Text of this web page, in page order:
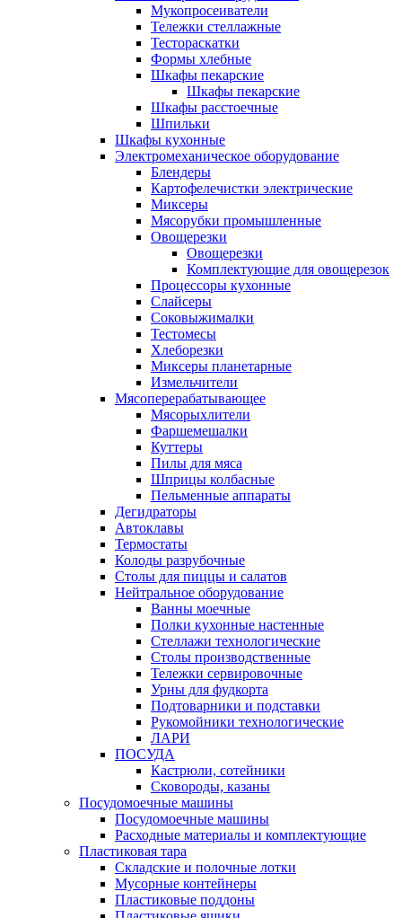
Мукопросеиватели
Тележки стеллажные
Тестораскатки
Формы хлебные
Шкафы пекарские
Шкафы пекарские
Шкафы расстоечные
Шпильки
Шкафы кухонные
Электромеханическое оборудование
Блендеры
Картофелечистки электрические
Миксеры
Мясорубки промышленные
Овощерезки
Овощерезки
Комплектующие для овощерезок
Процессоры кухонные
Слайсеры
Соковыжималки
Тестомесы
Хлеборезки
Миксеры планетарные
Измельчители
Мясоперерабатывающее
Мясорыхлители
Фаршемешалки
Куттеры
Пилы для мяса
Шприцы колбасные
Пельменные аппараты
Дегидраторы
Автоклавы
Термостаты
Колоды разрубочные
Столы для пиццы и салатов
Нейтральное оборудование
Ванны моечные
Полки кухонные настенные
Стеллажи технологические
Столы производственные
Тележки сервировочные
Урны для фудкорта
Подтоварники и подставки
Рукомойники технологические
ЛАРИ
ПОСУДА
Кастрюли, сотейники
Сковороды, казаны
Посудомоечные машины
Посудомоечные машины
Расходные материалы и комплектующие
Пластиковая тара
Складские и полочные лотки
Мусорные контейнеры
Пластиковые поддоны